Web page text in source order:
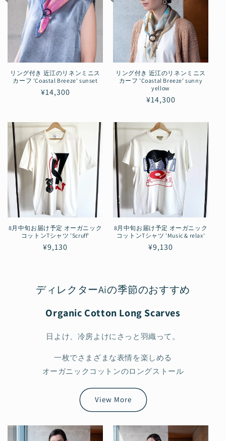
リング付き 近江のリネンミニス
カーフ 'Coastal Breeze' sunset
通
格
¥14,300
リング付き 近江のリネンミニス
カーフ 'Coastal Breeze' sunny
yellow
通
価
格
¥14,300
8月中旬お届け予定 オーガニック
コットンTシャツ 'Scruff'
通
¥9,130
8月中旬お届け予定 オーガニック
コットンTシャツ 'Music & relax'
通
¥9,130
ディレクターAiの季節のおすすめ
Organic Cotton Long Scarves
日よけ、冷房よけにさっと羽織って。
一枚でさまざまな表情を楽しめる
オーガニックコットンのロングストール
View More